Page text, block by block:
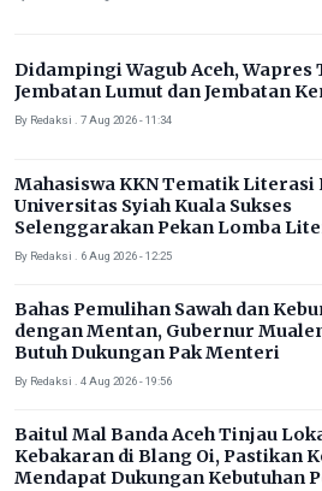
Didampingi Wagub Aceh, Wapres
Jembatan Lumut dan Jembatan
By Redaksi . 7 Aug 2026 - 11:34
Mahasiswa KKN Tematik Literasi
Universitas Syiah Kuala Sukses
Selenggarakan Pekan Lomba
Gampong Rhieng Blang
By Redaksi . 6 Aug 2026 - 12:25
Bahas Pemulihan Sawah dan
dengan Mentan, Gubernur
Butuh Dukungan Pak Menteri
By Redaksi . 4 Aug 2026 - 19:56
Baitul Mal Banda Aceh Tinjau
Kebakaran di Blang Oi, Pastikan
Mendapat Dukungan Kebutuhan